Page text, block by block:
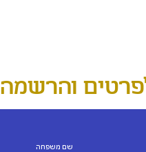
והרשמה
שם משפחה